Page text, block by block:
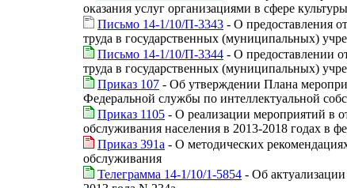
оказания услуг организациями в сфере
Письмо 14-1/10/П-3343 - О предоставления
труда в государственных (муниципальных)
Письмо 14-1/10/П-3344 - О предоставлении
труда в государственных (муниципальных)
Приказ 107 - Об утверждении Плана
Федеральной службы по интеллектуальной
Приказ 1105 - О реализации мероприятий в
обслуживания населения в 2013-2018 годах в
Приказ 391а - О методических
обслуживания
Телеграмма 14-1/10/1-5854 - Об